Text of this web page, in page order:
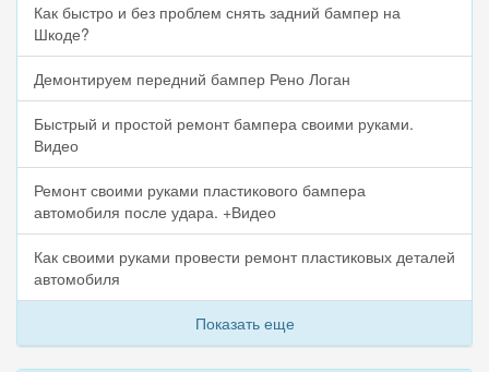
Как быстро и без проблем снять задний бампер на
Шкоде?
Демонтируем передний бампер Рено Логан
Быстрый и простой ремонт бампера своими руками.
Видео
Ремонт своими руками пластикового бампера
автомобиля после удара. +Видео
Как своими руками провести ремонт пластиковых деталей
автомобиля
Показать еще